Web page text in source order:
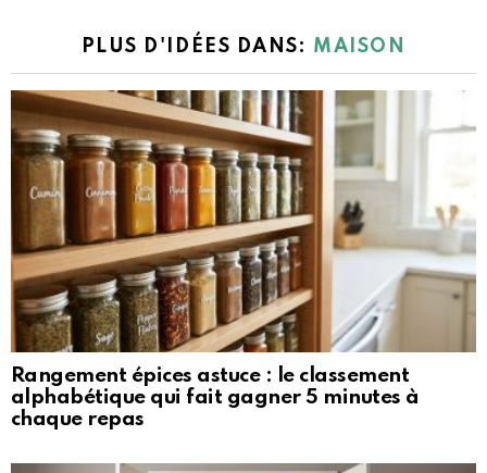
PLUS D'IDÉES DANS: MAISON
Rangement épices astuce : le classement
alphabétique qui fait gagner 5 minutes à
chaque repas